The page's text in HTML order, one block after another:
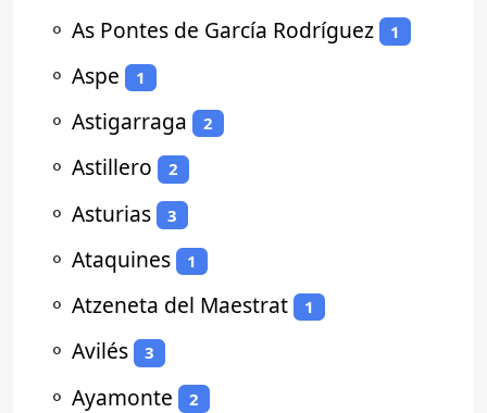
⚬ As Pontes de García Rodríguez 1
⚬ Aspe 1
⚬ Astigarraga 2
⚬ Astillero 2
⚬ Asturias 3
⚬ Ataquines 1
⚬ Atzeneta del Maestrat 1
⚬ Avilés 3
⚬ Ayamonte 2